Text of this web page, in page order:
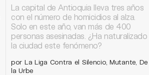
La capital de Antioquia lleva tres años
con el número de homicidios al alza.
Solo en este año, van más de 400
personas asesinadas. ¿Ha naturalizado
la ciudad este fenómeno?
por La Liga Contra el Silencio, Mutante, De
la Urbe